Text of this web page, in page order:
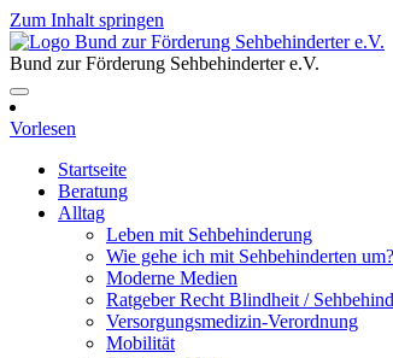
Zum Inhalt springen
Bund zur Förderung Sehbehinderter e.V.
Vorlesen
Startseite
Beratung
Alltag
Leben mit Sehbehinderung
Wie gehe ich mit Sehbehinderten um?
Moderne Medien
Ratgeber Recht Blindheit /
Versorgungsmedizin-Verordnung
Mobilität